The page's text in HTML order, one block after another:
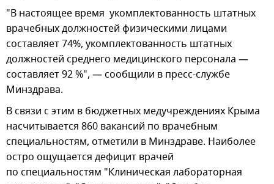
"В настоящее время укомплектованность штатных
врачебных должностей физическими лицами
составляет 74%, укомплектованность штатных
должностей среднего медицинского персонала —
составляет 92 %", — сообщили в пресс-службе
Минздрава.
В связи с этим в бюджетных медучреждениях Крыма
насчитывается 860 вакансий по врачебным
специальностям, отметили в Минздраве. Наиболее
остро ощущается дефицит врачей
по специальностям "Клиническая лабораторная